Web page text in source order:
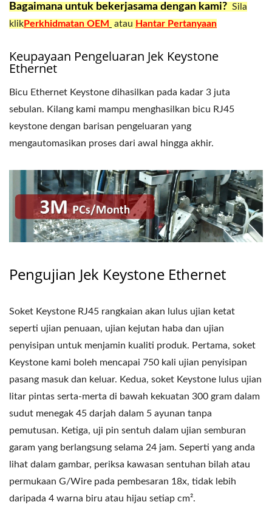
Bagaimana untuk bekerjasama dengan kami? Sila
klikPerkhidmatan OEM atau Hantar Pertanyaan
Keupayaan Pengeluaran Jek Keystone
Ethernet
Bicu Ethernet Keystone dihasilkan pada kadar 3 juta
sebulan. Kilang kami mampu menghasilkan bicu RJ45
keystone dengan barisan pengeluaran yang
mengautomasikan proses dari awal hingga akhir.
Pengujian Jek Keystone Ethernet
Soket Keystone RJ45 rangkaian akan lulus ujian ketat
seperti ujian penuaan, ujian kejutan haba dan ujian
penyisipan untuk menjamin kualiti produk. Pertama, soket
Keystone kami boleh mencapai 750 kali ujian penyisipan
pasang masuk dan keluar. Kedua, soket Keystone lulus ujian
litar pintas serta-merta di bawah kekuatan 300 gram dalam
sudut menegak 45 darjah dalam 5 ayunan tanpa
pemutusan. Ketiga, uji pin sentuh dalam ujian semburan
garam yang berlangsung selama 24 jam. Seperti yang anda
lihat dalam gambar, periksa kawasan sentuhan bilah atau
permukaan G/Wire pada pembesaran 18x, tidak lebih
daripada 4 warna biru atau hijau setiap cm².